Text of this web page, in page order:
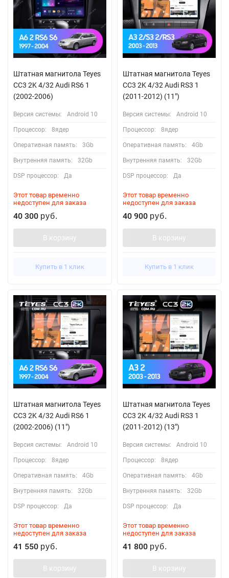
Штатная магнитола Teyes
CC3 2K 4/32 Audi RS6 1
(2002-2006)
Версия системы: Android 10
Процессор: 8ядер
Оперативная память: 3Gb
Внутренняя память: 32Gb
DSP процессор: Да
Этот товар временно
недоступен для заказа
40 300 руб.
В корзину
Купить в 1 клик
Штатная магнитола Teyes
CC3 2K 4/32 Audi RS3 1
(2011-2012) (11")
Версия системы: Android 10
Процессор: 8ядер
Оперативная память: 4Gb
Внутренняя память: 32Gb
DSP процессор: Да
Этот товар временно
недоступен для заказа
40 900 руб.
В корзину
Купить в 1 клик
Штатная магнитола Teyes
CC3 2K 4/32 Audi RS6 1
(2002-2006) (11")
Версия системы: Android 10
Процессор: 8ядер
Оперативная память: 4Gb
Внутренняя память: 32Gb
DSP процессор: Да
Этот товар временно
недоступен для заказа
41 550 руб.
В корзину
Штатная магнитола Teyes
CC3 2K 4/32 Audi RS3 1
(2011-2012) (13")
Версия системы: Android 10
Процессор: 8ядер
Оперативная память: 4Gb
Внутренняя память: 32Gb
DSP процессор: Да
Этот товар временно
недоступен для заказа
41 800 руб.
В корзину